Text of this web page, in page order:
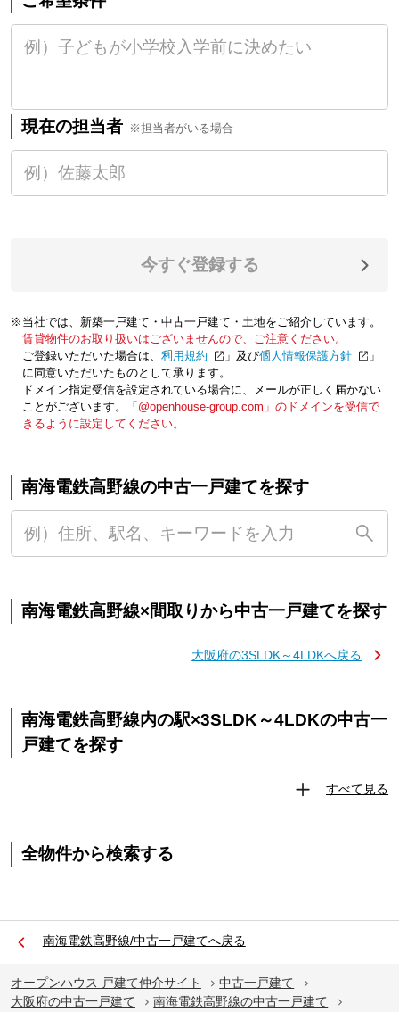
現在の担当者 ※担当者がいる場合
今すぐ登録する
※当社では、新築一戸建て・中古一戸建て・土地をご紹介しています。
賃貸物件のお取り扱いはございませんので、ご注意ください。
ご登録いただいた場合は、「利用規約 」及び「個人情報保護方針
」
に同意いただいたものとして承ります。
ドメイン指定受信を設定されている場合に、メールが正しく届かない
ことがございます。
「@openhouse-group.com」のドメインを受信で
きるように設定してください。
南海電鉄高野線の中古一戸建てを探す
南海電鉄高野線×間取りから中古一戸建てを探す
大阪府の3SLDK～4LDKへ戻る
南海電鉄高野線内の駅×3SLDK～4LDKの中古一
戸建てを探す
すべて見る
全物件から検索する
南海電鉄高野線/中古一戸建てへ戻る
オープンハウス 戸建て仲介サイト
中古一戸建て
大阪府の中古一戸建て
南海電鉄高野線の中古一戸建て